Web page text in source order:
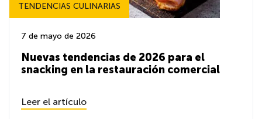
TENDENCIAS CULINARIAS
7 de mayo de 2026
Nuevas tendencias de 2026 para el
snacking en la restauración comercial
Leer el artículo